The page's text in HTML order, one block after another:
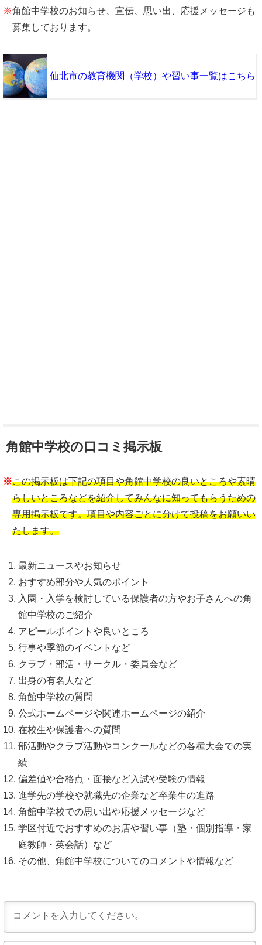
※角館中学校のお知らせ、宣伝、思い出、応援メッセージも
募集しております。
仙北市の教育機関（学校）や習い事一覧はこちら
角館中学校の口コミ掲示板
※この掲示板は下記の項目や角館中学校の良いところや素晴
らしいところなどを紹介してみんなに知ってもらうための
専用掲示板です。項目や内容ごとに分けて投稿をお願いい
たします。
最新ニュースやお知らせ
おすすめ部分や人気のポイント
入園・入学を検討している保護者の方やお子さんへの角
館中学校のご紹介
アピールポイントや良いところ
行事や季節のイベントなど
クラブ・部活・サークル・委員会など
出身の有名人など
角館中学校の質問
公式ホームページや関連ホームページの紹介
在校生や保護者への質問
部活動やクラブ活動やコンクールなどの各種大会での実
績
偏差値や合格点・面接など入試や受験の情報
進学先の学校や就職先の企業など卒業生の進路
角館中学校での思い出や応援メッセージなど
学区付近でおすすめのお店や習い事（塾・個別指導・家
庭教師・英会話）など
その他、角館中学校についてのコメントや情報など